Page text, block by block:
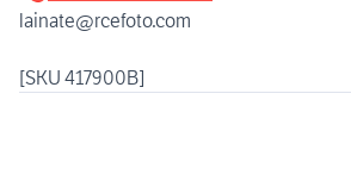
lainate@rcefoto.com
[SKU 417900B]